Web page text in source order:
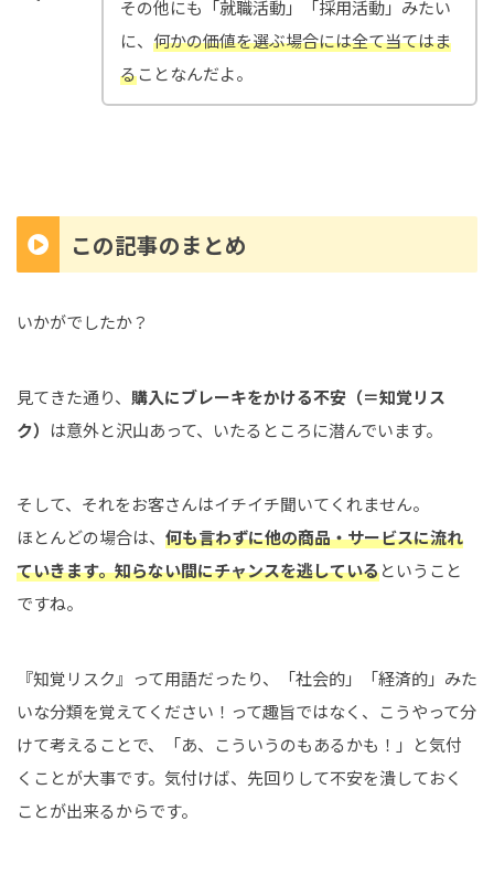
その他にも「就職活動」「採用活動」みたい
に、 何かの価値を選ぶ場合には全て当てはま
ることなんだよ。
この記事のまとめ
いかがでしたか？
見てきた通り、 購入にブレーキをかける不安（＝知覚リス
ク） は意外と沢山あって、いたるところに潜んでいます。
そして、それをお客さんはイチイチ聞いてくれません。
ほとんどの場合は、 何も言わずに他の商品・サービスに流れ
ていきます。知らない間にチャンスを逃しているということ
ですね。
『知覚リスク』って用語だったり、「社会的」「経済的」みた
いな分類を覚えてください！って趣旨ではなく、こうやって分
けて考えることで、「あ、こういうのもあるかも！」と気付
くことが大事です。気付けば、先回りして不安を潰しておく
ことが出来るからです。